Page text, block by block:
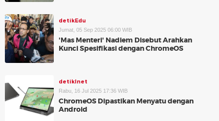
detikEdu
Jumat, 05 Sep 2025 06:00 WIB
'Mas Menteri' Nadiem Disebut Arahkan
Kunci Spesifikasi dengan ChromeOS
detikInet
Rabu, 16 Jul 2025 17:36 WIB
ChromeOS Dipastikan Menyatu dengan
Android